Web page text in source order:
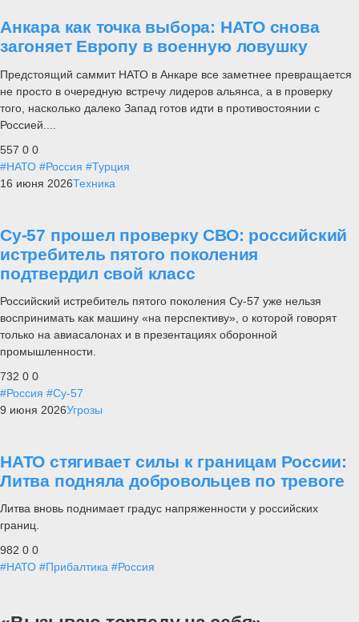
Анкара как точка выбора: НАТО снова
загоняет Европу в военную ловушку
Предстоящий саммит НАТО в Анкаре все заметнее превращается
не просто в очередную встречу лидеров альянса, а в проверку
того, насколько далеко Запад готов идти в противостоянии с
Россией....
557 0 0
#НАТО #Россия #Турция
16 июня 2026Техника
Су-57 прошел проверку СВО: российский
истребитель пятого поколения
подтвердил свой класс
Российский истребитель пятого поколения Су-57 уже нельзя
воспринимать как машину «на перспективу», о которой говорят
только на авиасалонах и в презентациях оборонной
промышленности.
732 0 0
#Россия #Су-57
9 июня 2026Угрозы
НАТО стягивает силы к границам России:
Литва подняла добровольцев по тревоге
Литва вновь поднимает градус напряженности у российских
границ.
982 0 0
#НАТО #Прибалтика #Россия